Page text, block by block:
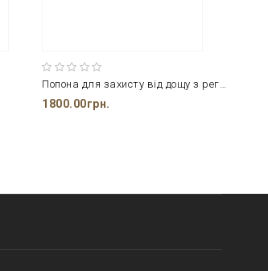
Попона для захисту від дощу з регульованою шиєю 69 / 85cm
1800.00грн.